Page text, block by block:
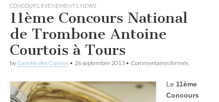
CONCOURS EVENEMENTS NEWS
11ème Concours National
de Trombone Antoine
Courtois à Tours
by Gazette des Cuivres • 26 septembre 2013 • Commentaires ferméssur
National
de
Le 11ème
Concours